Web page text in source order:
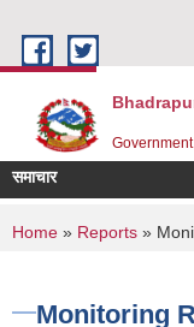
समाचार
You are
Home » Reports »
Monitoring